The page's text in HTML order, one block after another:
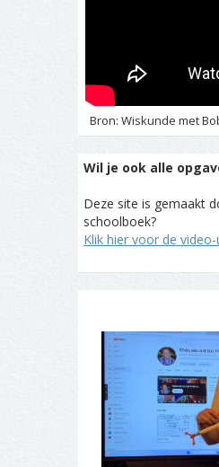
Bron: Wiskunde met
Wil je ook alle
Deze site is gemaakt
schoolboek?
Klik hier voor de